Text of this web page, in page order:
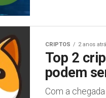
CRIPTOS 2 anos
Top 2
podem
Com a